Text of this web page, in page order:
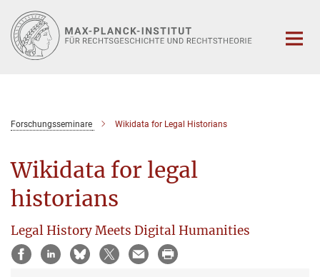
Hauptinhalt
Forschungsseminare Wikidata for Legal Historians
Wikidata for legal
historians
Legal History Meets Digital Humanities